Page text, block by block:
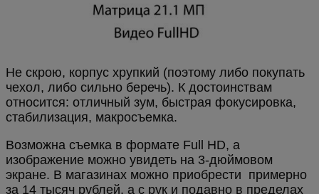
Не скрою, корпус хрупкий (поэтому либо покупать
чехол, либо сильно беречь). К достоинствам
относится: отличный зум, быстрая фокусировка,
стабилизация, макросъемка.
Возможна съемка в формате Full HD, а
изображение можно увидеть на 3-дюймовом
экране. В магазинах можно приобрести примерно
за 14 тысяч рублей, а с рук и подавно в пределах